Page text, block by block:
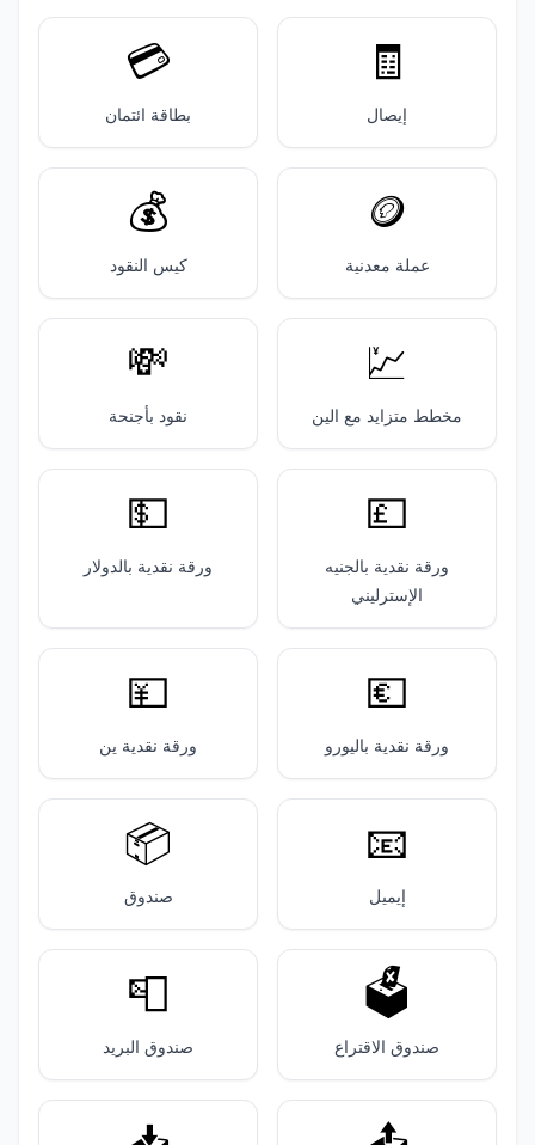
🧾
إيصال
💳️
بطاقة ائتمان
🪙
عملة معدنية
💰️
كيس النقود
💹
مخطط متزايد مع الين
💸
نقود بأجنحة
💷
ورقة نقدية بالجنيه
الإسترليني
💵
ورقة نقدية بالدولار
💶
ورقة نقدية باليورو
💴
ورقة نقدية ين
📧
إيميل
📦️
صندوق
🗳️
صندوق الاقتراع
📮
صندوق البريد